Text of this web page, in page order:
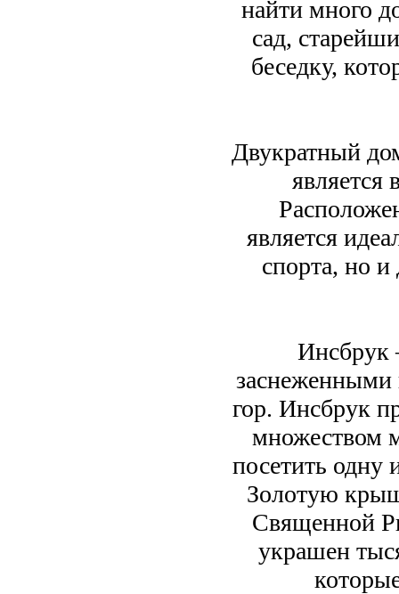
найти много
сад,
беседку,
Двукратный
является
спорта, но и
Инсбрук
заснеженными
гор. Инсбрук
множеством
посетить одну
Золотую
Священной
украшен